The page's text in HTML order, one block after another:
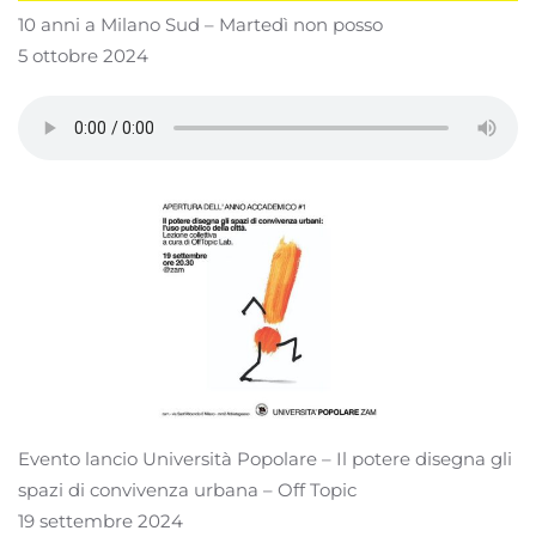
10 anni a Milano Sud – Martedì non posso
5 ottobre 2024
Evento lancio Università Popolare – Il potere disegna gli
spazi di convivenza urbana – Off Topic
19 settembre 2024